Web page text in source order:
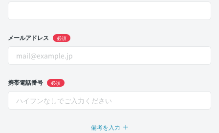
メールアドレス 必須
携帯電話番号 必須
備考を入力